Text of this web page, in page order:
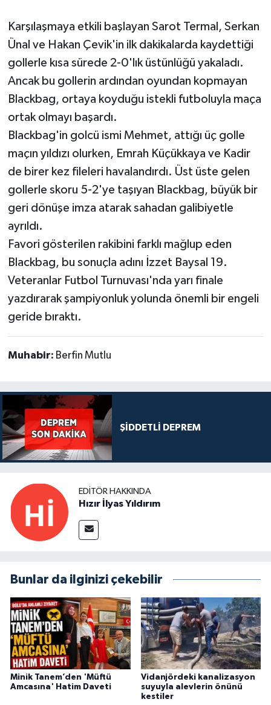
Karşılaşmaya etkili başlayan Sarot Termal, Serkan
Ünal ve Hakan Çevik'in ilk dakikalarda kaydettiği
gollerle kısa sürede 2-0'lık üstünlüğü yakaladı.
Ancak bu gollerin ardından oyundan kopmayan
Blackbag, ortaya koyduğu istekli futboluyla maça
ortak olmayı başardı.
Blackbag'in golcü ismi Mehmet, attığı üç golle
maçın yıldızı olurken, Emrah Küçükkaya ve Kadir
de birer kez fileleri havalandırdı. Üst üste gelen
gollerle skoru 5-2'ye taşıyan Blackbag, büyük bir
geri dönüşe imza atarak sahadan galibiyetle
ayrıldı.
Favori gösterilen rakibini farklı mağlup eden
Blackbag, bu sonuçla adını İzzet Baysal 19.
Veteranlar Futbol Turnuvası'nda yarı finale
yazdırarak şampiyonluk yolunda önemli bir engeli
geride bıraktı.
Muhabir: Berfin Mutlu
ŞİDDETLİ DEPREM
EDITÖR HAKKINDA
Hızır İlyas Yıldırım
Bunlar da ilginizi çekebilir
Minik Tanem’den 'Müftü
Amcasına' Hatim Daveti
Vidanjördeki kanalizasyon
suyuyla alevlerin önünü
kestiler